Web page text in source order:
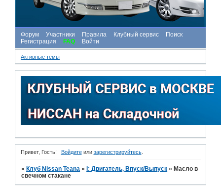
Форум Участники Правила Клубный сервис
Поиск
Регистрация
FAQ Войти
Активные темы
Привет, Гость! Войдитеили зарегистрируйтесь.
» Клуб Nissan Teana » I: Двигатель, Впуск/Выпуск » Масло в
свечном стакане